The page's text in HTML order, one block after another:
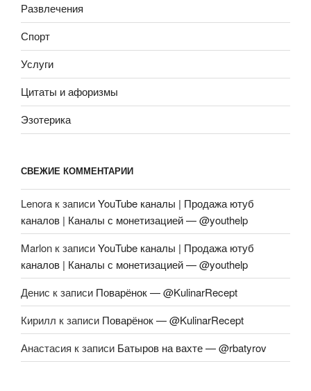
Развлечения
Спорт
Услуги
Цитаты и афоризмы
Эзотерика
СВЕЖИЕ КОММЕНТАРИИ
Lenora к записиYouTube каналы | Продажа ютуб
каналов | Каналы с монетизацией — @youthelp
Marlon к записиYouTube каналы | Продажа ютуб
каналов | Каналы с монетизацией — @youthelp
Денис к записи Поварёнок — @KulinarRecept
Кирилл к записи Поварёнок — @KulinarRecept
Анастасия к записи Батыров на вахте — @rbatyrov